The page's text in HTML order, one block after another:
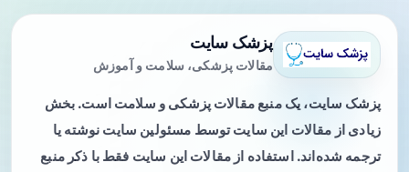
پزشک سایت
مقالات پزشکی، سلامت و آموزش
پزشک سایت، یک منبع مقالات پزشکی و سلامت است. بخش
زیادی از مقالات این سایت توسط مسئولین سایت نوشته یا
ترجمه شده‌اند. استفاده از مقالات این سایت فقط با ذکر منبع